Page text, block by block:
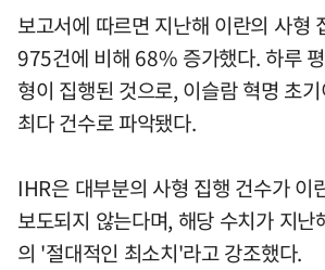
보고서에 따르면 지난해 이란의 사형
975건에 비해 68% 증가했다. 하루
형이 집행된 것으로, 이슬람 혁명 초
최다 건수로 파악됐다.
IHR은 대부분의 사형 집행 건수가 이
보도되지 않는다며, 해당 수치가 지난
의 '절대적인 최소치'라고 강조했다.